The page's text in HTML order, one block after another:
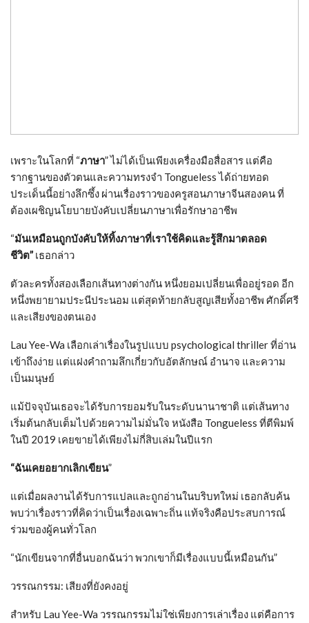
เพราะในโลกที่ “ภาษา” ไม่ได้เป็นเพียงเครื่องมือสื่อสาร แต่คือ
รากฐานของตัวตนและความทรงจำ Tongueless ได้ถ่ายทอด
ประเด็นนี้อย่างลึกซึ้ง ผ่านเรื่องราวของครูสอนภาษาจีนสองคน ที่
ต้องเผชิญนโยบายบังคับเปลี่ยนภาษาเพื่อรักษาอาชีพ
“มันเหมือนถูกบังคับให้ทิ้งภาษาที่เราใช้คิดและรู้สึกมาตลอด
ชีวิต” เธอกล่าว
ตัวละครทั้งสองเลือกเส้นทางต่างกัน หนึ่งยอมเปลี่ยนเพื่ออยู่รอด อีก
หนึ่งพยายามประนีประนอม แต่สุดท้ายกลับสูญเสียทั้งอาชีพ ศักดิ์ศรี
และเสียงของตนเอง
Lau Yee-Wa เลือกเล่าเรื่องในรูปแบบ psychological thriller ที่อ่าน
เข้าถึงง่าย แต่แฝงคำถามลึกเกี่ยวกับอัตลักษณ์ อำนาจ และความ
เป็นมนุษย์
แม้ปัจจุบันเธอจะได้รับการยอมรับในระดับนานาชาติ แต่เส้นทาง
เริ่มต้นกลับเต็มไปด้วยความไม่มั่นใจ หนังสือ Tongueless ที่ตีพิมพ์
ในปี 2019 เคยขายได้เพียงไม่กี่สิบเล่มในปีแรก
“ฉันเคยอยากเลิกเขียน”
แต่เมื่อผลงานได้รับการแปลและถูกอ่านในบริบทใหม่ เธอกลับค้น
พบว่าเรื่องราวที่คิดว่าเป็นเรื่องเฉพาะถิ่น แท้จริงคือประสบการณ์
ร่วมของผู้คนทั่วโลก
“นักเขียนจากที่อื่นบอกฉันว่า พวกเขาก็มีเรื่องแบบนี้เหมือนกัน”
วรรณกรรม: เสียงที่ยังคงอยู่
สำหรับ Lau Yee-Wa วรรณกรรมไม่ใช่เพียงการเล่าเรื่อง แต่คือการ